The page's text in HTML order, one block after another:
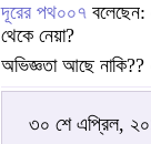
দূরের পথ০০৭ বলেছেন:
থেকে নেয়া?
অভিজ্ঞতা আছে নাকি??
৩০ শে এপ্রিল,